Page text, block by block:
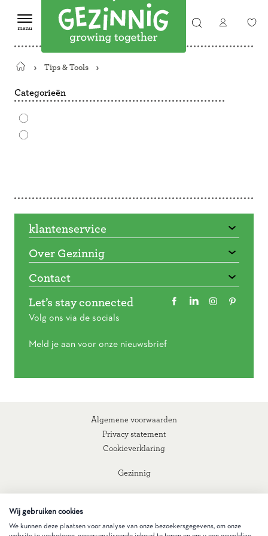
Terug
de
Tips & Tools
Categorieën
klantenservice
Over Gezinnig
Contact
Let’s stay connected
Volg ons via de socials
Meld je aan voor onze nieuwsbrief
Gezinnig
Algemene voorwaarden
Privacy statement
Cookieverklaring
Wij gebruiken cookies
We kunnen deze plaatsen voor analyse van onze bezoekersgegevens, om onze